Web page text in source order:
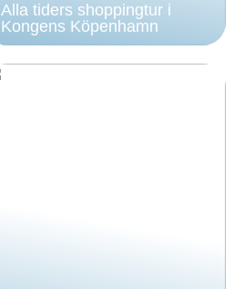
Alla tiders shoppingtur i
Kongens Köpenhamn